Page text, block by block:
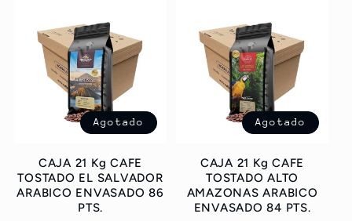
Agotado
CAJA 21 Kg CAFE
TOSTADO EL SALVADOR
ARABICO ENVASADO 86
PTS.
Agotado
CAJA 21 Kg CAFE
TOSTADO ALTO
AMAZONAS ARABICO
ENVASADO 84 PTS.